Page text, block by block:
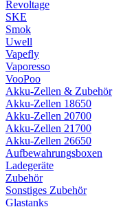
Revoltage
SKE
Smok
Uwell
Vapefly
Vaporesso
VooPoo
Akku-Zellen & Zubehör
Akku-Zellen 18650
Akku-Zellen 20700
Akku-Zellen 21700
Akku-Zellen 26650
Aufbewahrungsboxen
Ladegeräte
Zubehör
Sonstiges Zubehör
Glastanks